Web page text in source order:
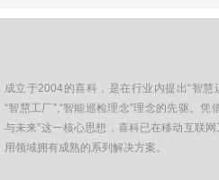
成立于2004的喜科，是在行业内提出“智慧
“智慧工厂”,“智能巡检理念”理念的先驱。凭
与未来”这一核心思想，喜科已在移动互联
用领域拥有成熟的系列解决方案。